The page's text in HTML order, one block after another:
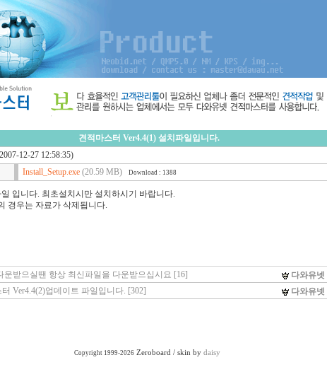
견적마스터 Ver4.4(1) 설치파일입니다.
12-27 12:58:35)
Install_Setup.exe (20.59 MB) Download : 1388
입니다. 최초설치시만 설치하시기 바랍니다.
경우는 자료가 삭제됩니다.
운받으실땐 항상 최신파일을 다운받으십시요 [16] 다와유넷
Ver4.4(2)업데이트 파일입니다. [302] 다와유넷
Copyright 1999-2026 Zeroboard / skin by daisy